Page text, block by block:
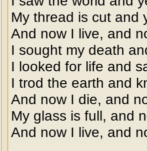
My thread is cut and
And now I live, and
I sought my death
I looked for life and
I trod the earth and
And now I die, and
My glass is full, and
And now I live, and